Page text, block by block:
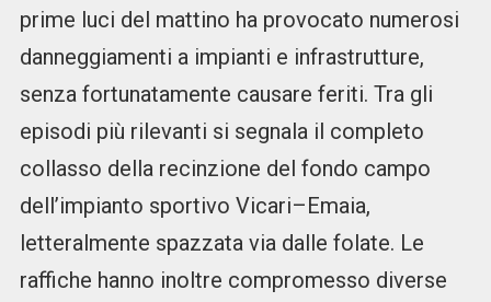
prime luci del mattino ha provocato numerosi
danneggiamenti a impianti e infrastrutture,
senza fortunatamente causare feriti. Tra gli
episodi più rilevanti si segnala il completo
collasso della recinzione del fondo campo
dell’impianto sportivo Vicari–Emaia,
letteralmente spazzata via dalle folate. Le
raffiche hanno inoltre compromesso diverse